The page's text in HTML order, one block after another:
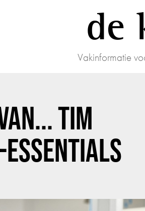
de
Vakinformatie
TIM